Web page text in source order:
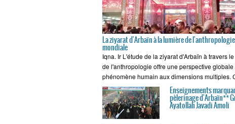
La ziyarat d'Arbaïn à la lumière de l'anthropologie
mondiale
Iqna. Ir L'étude de la ziyarat d'Arbaïn à travers
de l'anthropologie offre une perspective globale
phénomène humain aux dimensions multiples.
Enseignements
pèlerinage d'Arbaïn**
Ayatollah Javadi Amoli